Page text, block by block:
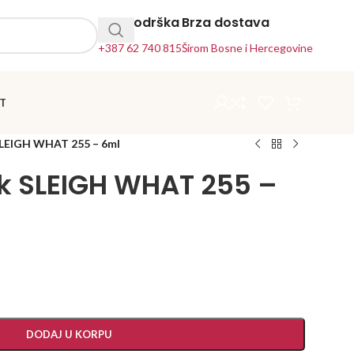
24h Podrška
+387 62 740 815
Brza dostava
Širom Bosne i Hercegovine
WHAT 255 – 6ml
SLEIGH WHAT 255 –
DODAJ U KORPU